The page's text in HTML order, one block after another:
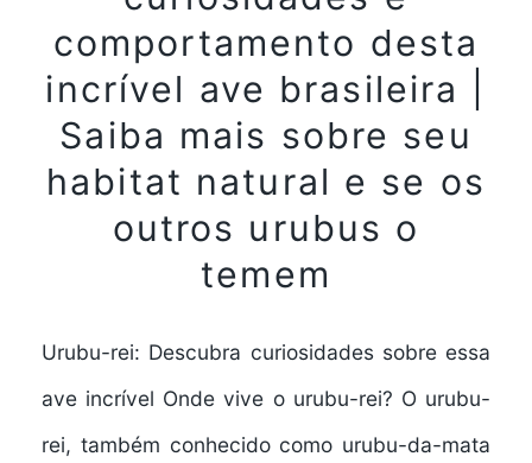
comportamento desta
incrível ave brasileira |
Saiba mais sobre seu
habitat natural e se os
outros urubus o
temem
Urubu-rei: Descubra curiosidades sobre essa
ave incrível Onde vive o urubu-rei? O urubu-
rei, também conhecido como urubu-da-mata